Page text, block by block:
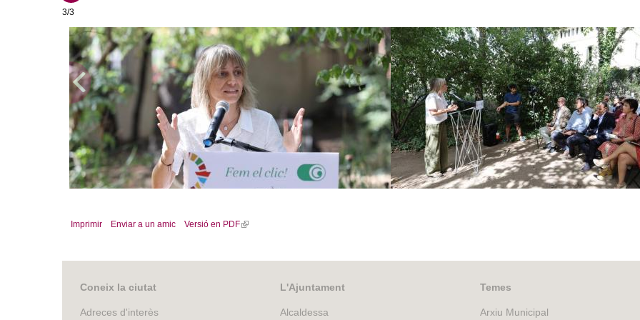
3/3
Imprimir Enviar a un amic Versió en PDF(
Coneix la ciutat
Adreces d'interès
L'Ajuntament
Alcaldessa
Temes
Arxiu Municipal